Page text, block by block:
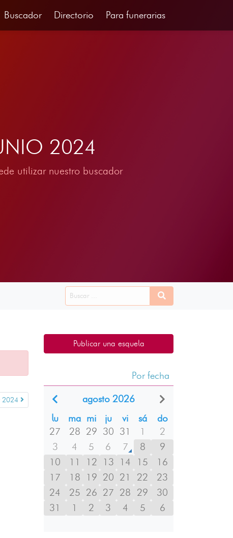
Buscador Directorio Para funerarias
2024
utilizar nuestro buscador
2024
Publicar una esquela
Por fecha
agosto 2026
lu
ma mi ju vi sá
do
27
28 29 30 31 1
2
3
4 5 6 7 8
9
10
11 12 13 14 15
16
17
18 19 20 21 22
23
24
25 26 27 28 29
30
31
1 2 3 4 5 6